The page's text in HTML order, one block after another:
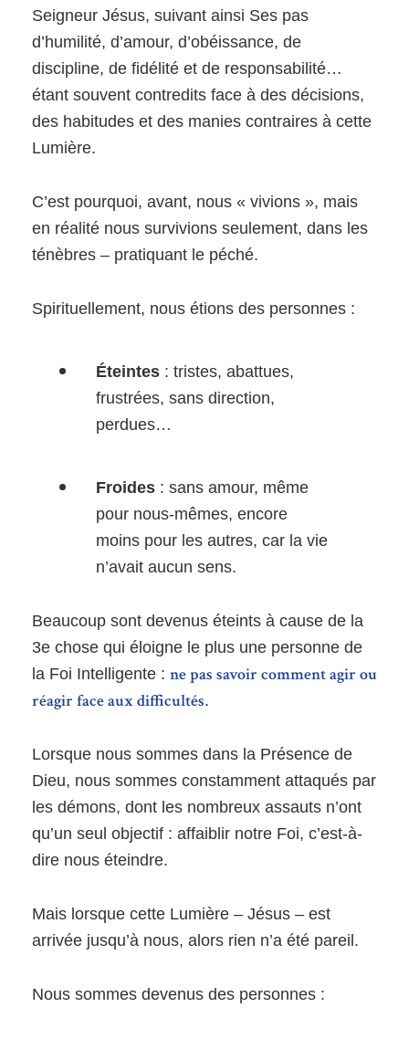
Seigneur Jésus, suivant ainsi Ses pas
d’humilité, d’amour, d’obéissance, de
discipline, de fidélité et de responsabilité…
étant souvent contredits face à des décisions,
des habitudes et des manies contraires à cette
Lumière.
C’est pourquoi, avant, nous « vivions », mais
en réalité nous survivions seulement, dans les
ténèbres – pratiquant le péché.
Spirituellement, nous étions des personnes :
Éteintes : tristes, abattues,
frustrées, sans direction,
perdues…
Froides : sans amour, même
pour nous-mêmes, encore
moins pour les autres, car la vie
n’avait aucun sens.
Beaucoup sont devenus éteints à cause de la
3e chose qui éloigne le plus une personne de
la Foi Intelligente : ne pas savoir comment agir ou
réagir face aux difficultés.
Lorsque nous sommes dans la Présence de
Dieu, nous sommes constamment attaqués par
les démons, dont les nombreux assauts n’ont
qu’un seul objectif : affaiblir notre Foi, c’est-à-
dire nous éteindre.
Mais lorsque cette Lumière – Jésus – est
arrivée jusqu’à nous, alors rien n’a été pareil.
Nous sommes devenus des personnes :